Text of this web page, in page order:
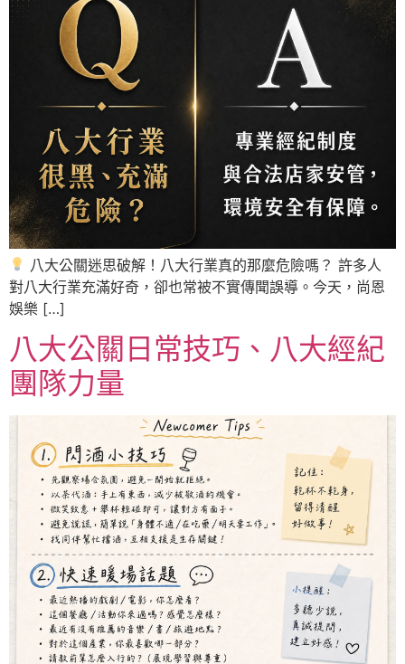
八大公關迷思破解！八大行業真的那麼危險嗎？ 許多人
對八大行業充滿好奇，卻也常被不實傳聞誤導。今天，尚恩
娛樂 […]
八大公關日常技巧、八大經紀
團隊力量